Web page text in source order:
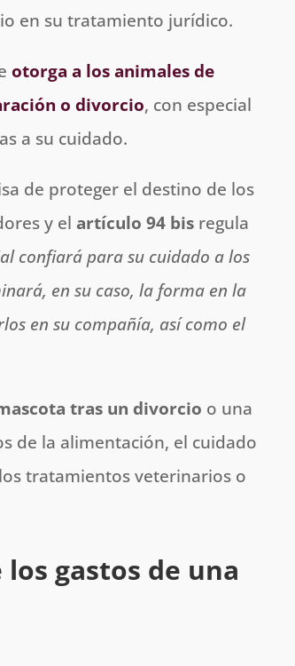
en su tratamiento jurídico.
otorga a los animales de
o divorcio, con especial
a su cuidado.
de proteger el destino de los
y el artículo 94 bis regula
confiará para su cuidado a los
en su caso, la forma en la
en su compañía, así como el
tras un divorcio o una
de la alimentación, el cuidado
tratamientos veterinarios o
gastos de una